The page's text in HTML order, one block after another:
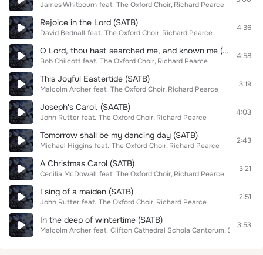
James Whitbourn feat. The Oxford Choir Richard Pearce
Rejoice in the Lord (SATB)
David Bednall feat. The Oxford Choir Richard Pearce
4:36
O Lord, thou hast searched me, and known me (SATB)
Bob Chilcott feat. The Oxford Choir Richard Pearce
4:58
This Joyful Eastertide (SATB)
Malcolm Archer feat. The Oxford Choir Richard Pearce
3:19
Joseph's Carol. (SAATB)
John Rutter feat. The Oxford Choir Richard Pearce
4:03
Tomorrow shall be my dancing day (SATB)
Michael Higgins feat. The Oxford Choir Richard Pearce
2:43
A Christmas Carol (SATB)
Cecilia McDowall feat. The Oxford Choir Richard Pearce
3:21
I sing of a maiden (SATB)
John Rutter feat. The Oxford Choir Richard Pearce
2:51
In the deep of wintertime (SATB)
Malcolm Archer feat. Clifton Cathedral Schola Cantorum Stephen
3:53